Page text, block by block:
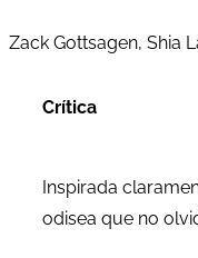
Zack Gottsagen, Shia
Crítica
Inspirada
odisea que no